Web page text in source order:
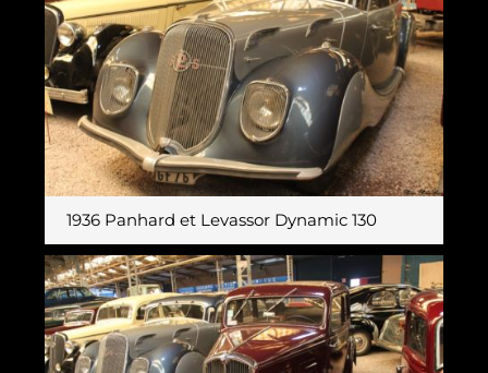
1936 Panhard et Levassor Dynamic 130